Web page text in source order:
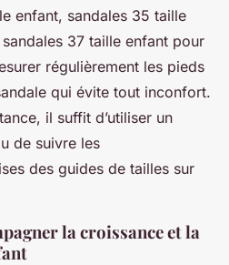
enfant, sandales 35 taille
37 taille enfant pour
régulièrement les pieds
qui évite tout inconfort.
il suffit d’utiliser un
de suivre les
des guides de tailles sur
la croissance et la